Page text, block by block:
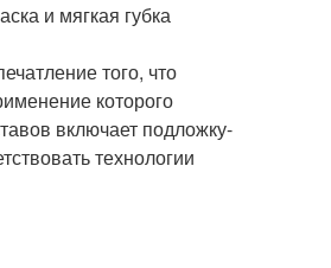
и мягкая губка
того, что
которого
включает подложку-
технологии